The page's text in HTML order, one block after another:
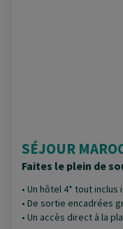
SÉJOUR
Faites le plein de
• Un hôtel 4* tout
• De sortie encadrées
• Un accès direct à la